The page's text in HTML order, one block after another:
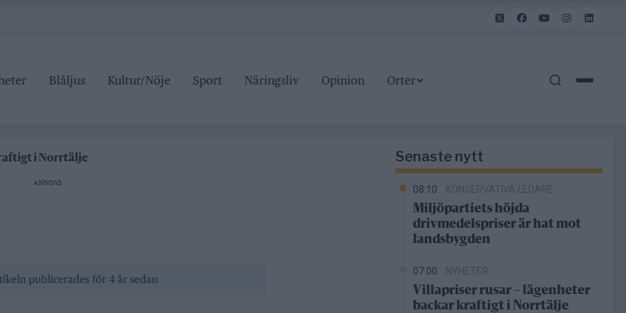
Blåljus Kultur/Nöje Sport Näringsliv Opinion Orter
i Norrtälje
i Hallstavik
ANNONS
publicerades för 4 år sedan
Senaste nytt
08:10 KONSERVATIVA LEDARE
Miljöpartiets höjda
drivmedelspriser är hat mot
landsbygden
07:00 NYHETER
Villapriser rusar – lägenheter
backar kraftigt i Norrtälje